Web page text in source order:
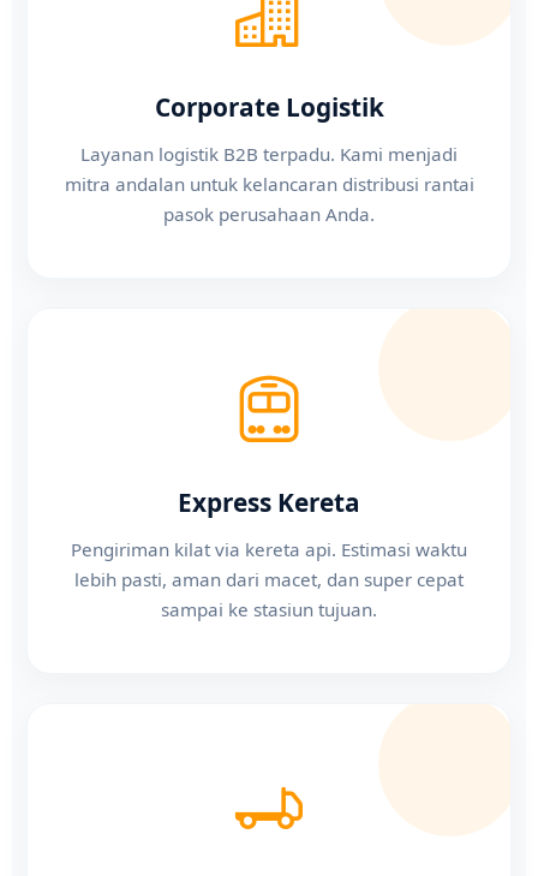
Corporate Logistik
Layanan logistik B2B terpadu. Kami menjadi
mitra andalan untuk kelancaran distribusi rantai
pasok perusahaan Anda.
Express Kereta
Pengiriman kilat via kereta api. Estimasi waktu
lebih pasti, aman dari macet, dan super cepat
sampai ke stasiun tujuan.